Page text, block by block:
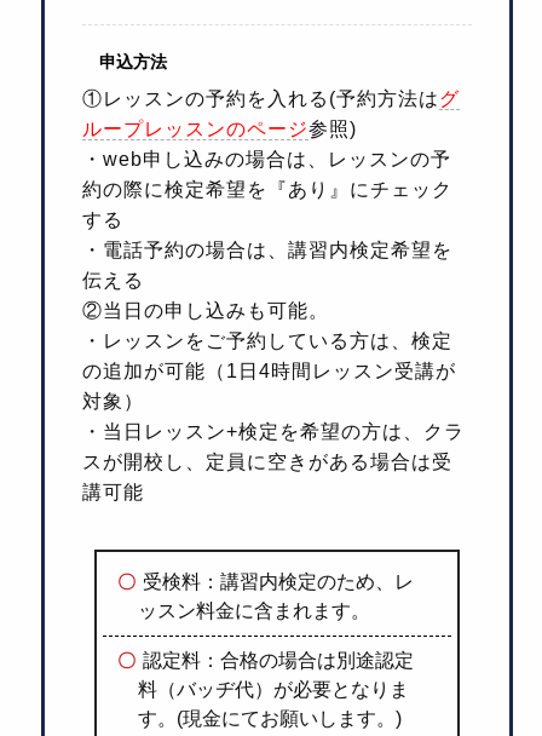
申込方法
①レッスンの予約を入れる(予約方法はグ
ループレッスンのページ参照)
・web申し込みの場合は、レッスンの予
約の際に検定希望を『あり』にチェック
する
・電話予約の場合は、講習内検定希望を
伝える
②当日の申し込みも可能。
・レッスンをご予約している方は、検定
の追加が可能（1日4時間レッスン受講が
対象）
・当日レッスン+検定を希望の方は、クラ
スが開校し、定員に空きがある場合は受
講可能
受検料：講習内検定のため、レ
ッスン料金に含まれます。
認定料：合格の場合は別途認定
料（バッヂ代）が必要となりま
す。(現金にてお願いします。)